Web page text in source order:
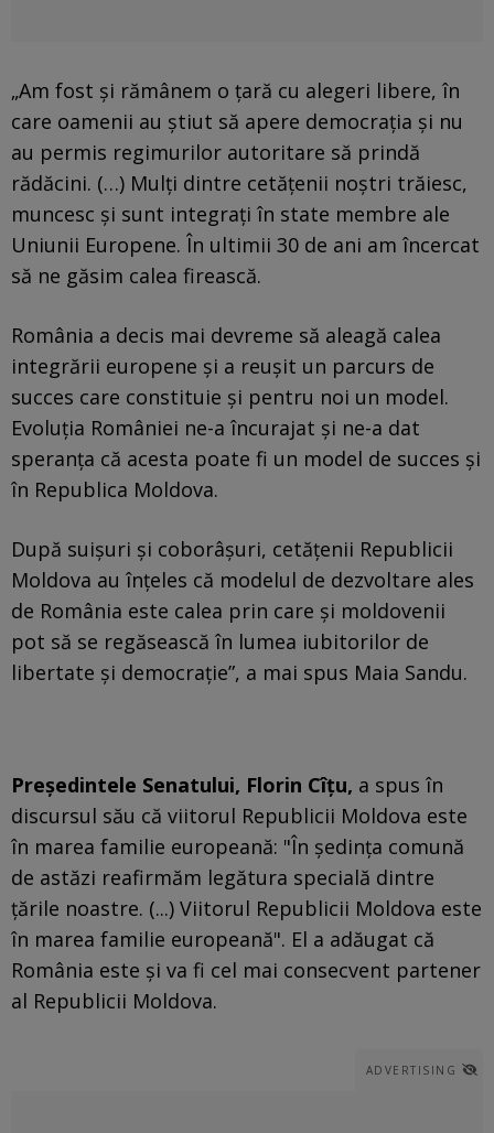
„Am fost şi rămânem o ţară cu alegeri libere, în
care oamenii au ştiut să apere democraţia şi nu
au permis regimurilor autoritare să prindă
rădăcini. (…) Mulţi dintre cetăţenii noştri trăiesc,
muncesc şi sunt integraţi în state membre ale
Uniunii Europene. În ultimii 30 de ani am încercat
să ne găsim calea firească.
România a decis mai devreme să aleagă calea
integrării europene şi a reuşit un parcurs de
succes care constituie şi pentru noi un model.
Evoluţia României ne-a încurajat şi ne-a dat
speranţa că acesta poate fi un model de succes şi
în Republica Moldova.
După suişuri şi coborâşuri, cetăţenii Republicii
Moldova au înţeles că modelul de dezvoltare ales
de România este calea prin care şi moldovenii
pot să se regăsească în lumea iubitorilor de
libertate şi democraţie”, a mai spus Maia Sandu.
Preşedintele Senatului, Florin Cîţu, a spus în
discursul său că viitorul Republicii Moldova este
în marea familie europeană: "În şedinţa comună
de astăzi reafirmăm legătura specială dintre
ţările noastre. (...) Viitorul Republicii Moldova este
în marea familie europeană". El a adăugat că
România este şi va fi cel mai consecvent partener
al Republicii Moldova.
ADVERTISING